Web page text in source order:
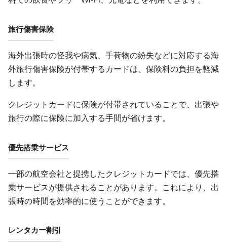
旅行傷害保険
海外出張時の怪我や病気、手荷物の紛失などに対応する海
外旅行傷害保険が付帯するカードは、保険料の負担を軽減
します。
クレジットカードに保険が付帯されていることで、出張や
旅行の際に保険に加入する手間が省けます。
優先搭乗サービス
一部の航空会社と提携したクレジットカードでは、優先搭
乗サービスが提供されることがあります。これにより、出
張時の時間を効率的に使うことができます。
レンタカー割引